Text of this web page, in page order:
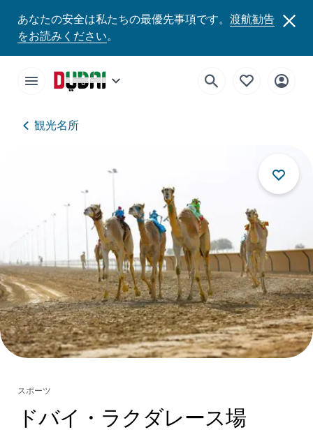
あなたの安全は私たちの最優先事項です。 渡航勧告
をお読みください。
観光名所
スポーツ
ドバイ・ラクダレース場